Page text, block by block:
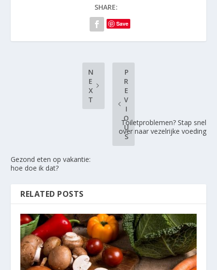
SHARE:
Save
P
R
E
V
I
O
U
S
Gezond eten op vakantie:
hoe doe ik dat?
N
E
X
T
Toiletproblemen? Stap snel
over naar vezelrijke voeding
RELATED POSTS